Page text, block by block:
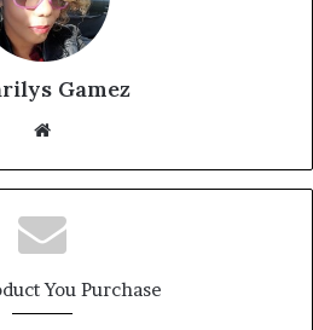
Gamez
You Purchase